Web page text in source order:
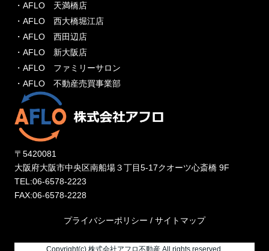
・AFLO 天満橋店
・AFLO 西大橋堀江店
・AFLO 西田辺店
・AFLO 新大阪店
・AFLO ファミリーサロン
・AFLO 不動産売買事業部
〒5420081
大阪府大阪市中央区南船場３丁目5-17クオーツ心斎橋 9F
TEL:06-6578-2223
FAX:06-6578-2228
プライバシーポリシー / サイトマップ
Copyright(c) 株式会社アフロ不動産 All rights reserved.